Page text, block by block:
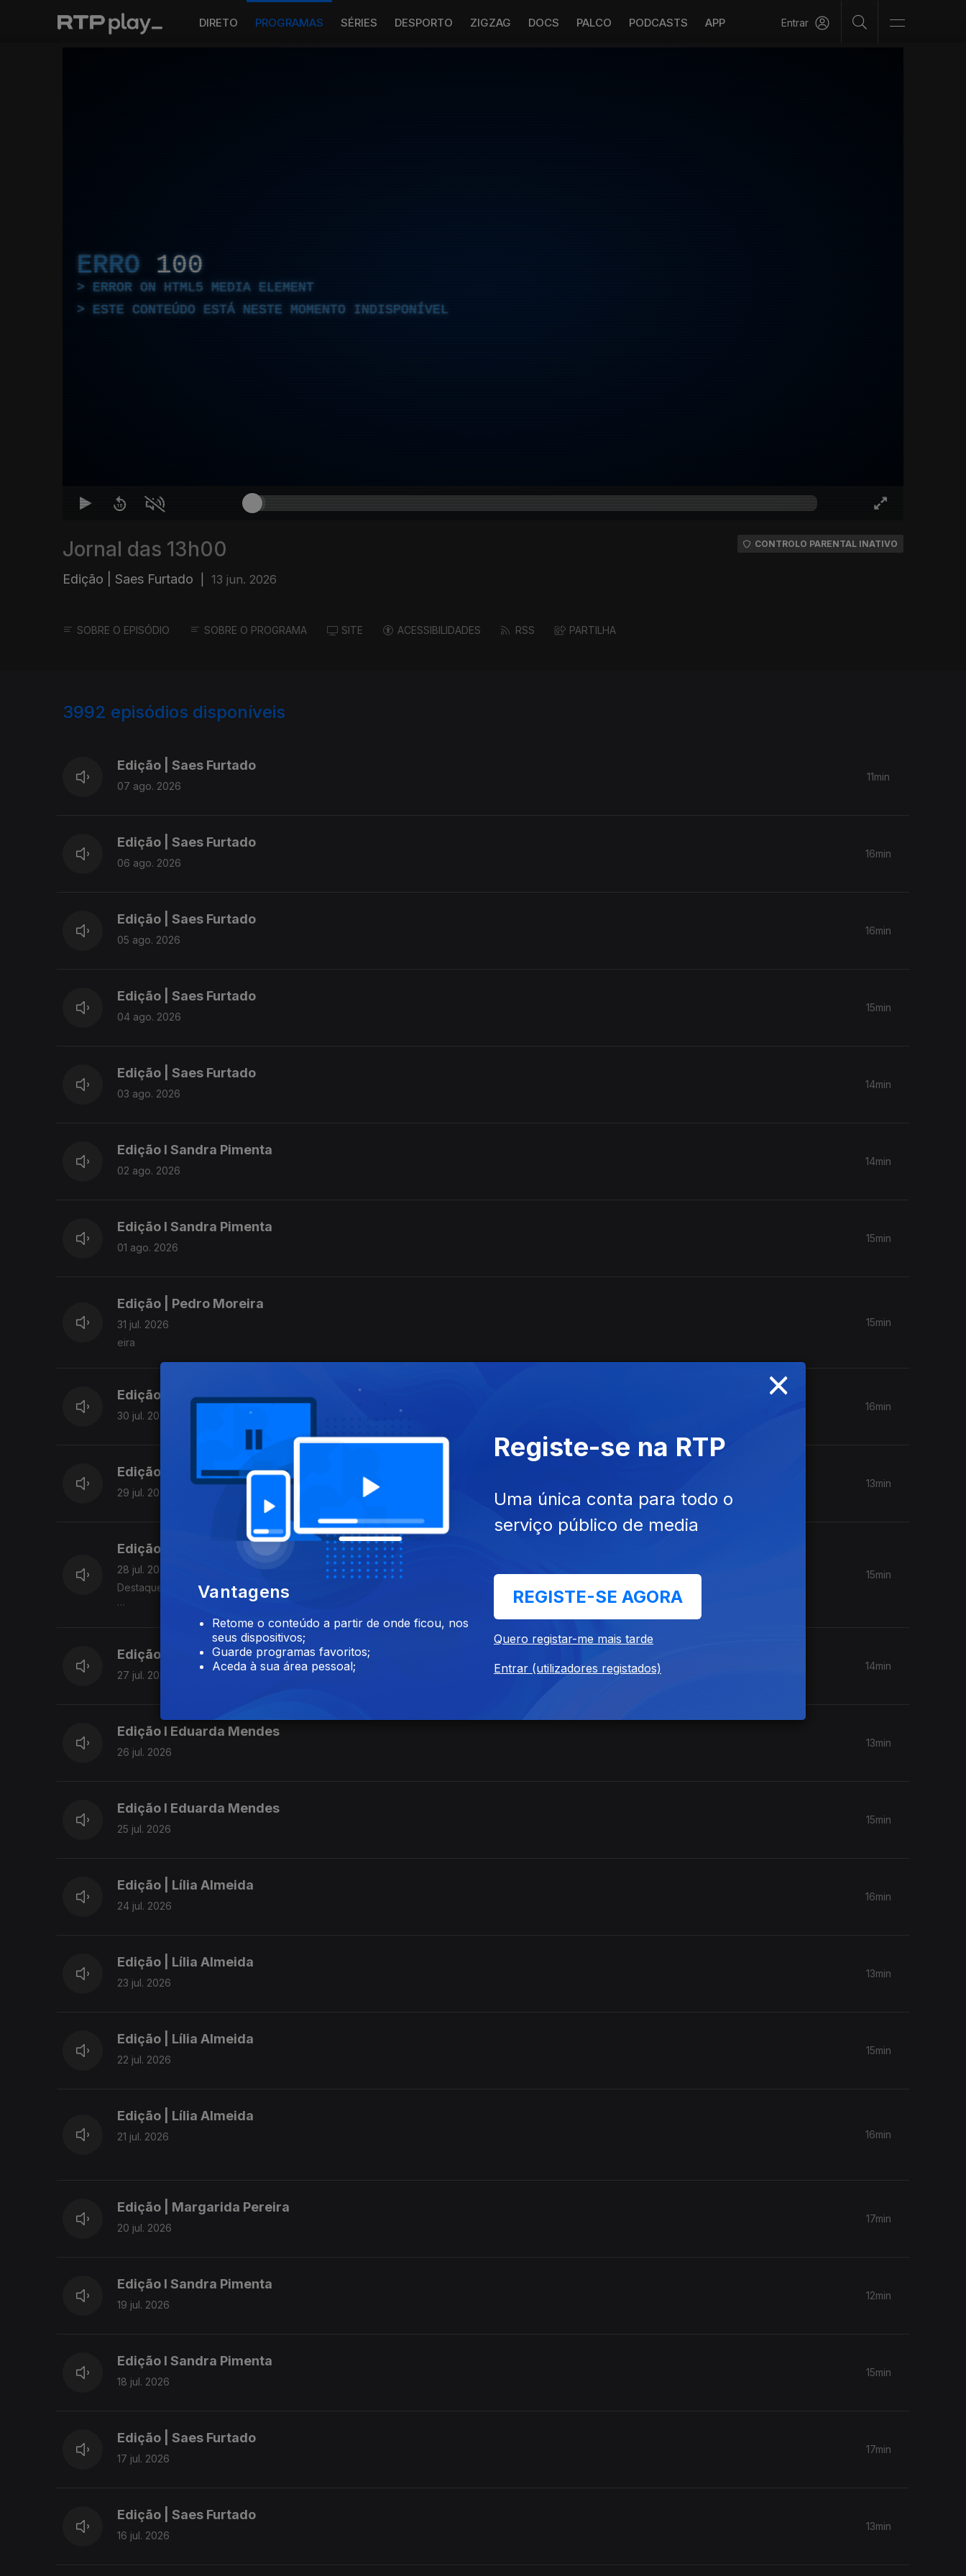
DIRETO PROGRAMAS SÉRIES DESPORTO ZIGZAG DOCS PALCO PODCASTS APP Entrar
ERRO 100
ERROR ON HTML5 MEDIA ELEMENT
ESTE CONTEÚDO ESTÁ NESTE MOMENTO INDISPONÍVEL
Jornal das 13h00
Edição | Saes Furtado 13 jun. 2026
CONTROLO PARENTAL INATIVO
SOBRE O EPISÓDIO SOBRE O PROGRAMA SITE ACESSIBILIDADES RSS PARTILHA
3992 episódios disponíveis
Edição | Saes Furtado
07 ago. 2026
11min
Edição | Saes Furtado
06 ago. 2026
16min
Edição | Saes Furtado
05 ago. 2026
16min
Edição | Saes Furtado
04 ago. 2026
15min
Edição | Saes Furtado
03 ago. 2026
14min
Edição I Sandra Pimenta
02 ago. 2026
14min
Edição I Sandra Pimenta
01 ago. 2026
15min
Edição | Pedro Moreira
31 jul. 2026
eira
15min
Edição | Lília Almeida
30 jul. 2026
16min
Edição | Lília Almeida
29 jul. 2026
13min
Edição | Lília Almeida
28 jul. 2026
Destaques:
► Governo aprova caderno de encargos para venda do Handling e aval de 55 milhões de euros à SATA
► PS denuncia falta de respostas do Governo da República sobre a requalificação da esquadra da PSP na Ribeira
Grande
15min
Edição | Lília Almeida
27 jul. 2026
14min
Edição I Eduarda Mendes
26 jul. 2026
13min
Edição I Eduarda Mendes
25 jul. 2026
15min
Edição | Lília Almeida
24 jul. 2026
16min
Edição | Lília Almeida
23 jul. 2026
13min
Edição | Lília Almeida
22 jul. 2026
15min
Edição | Lília Almeida
21 jul. 2026 16min
Edição | Margarida Pereira
20 jul. 2026
17min
Edição I Sandra Pimenta
19 jul. 2026
12min
Edição I Sandra Pimenta
18 jul. 2026
15min
Edição | Saes Furtado
17 jul. 2026
17min
Edição | Saes Furtado
16 jul. 2026
13min
×
Vantagens
Retome o conteúdo a partir de onde ficou, nos
seus dispositivos;
Guarde programas favoritos;
Aceda à sua área pessoal;
Registe-se na RTP
Uma única conta para todo o
serviço público de media
REGISTE-SE AGORA
Quero registar-me mais tarde
Entrar (utilizadores registados)